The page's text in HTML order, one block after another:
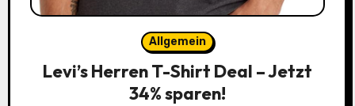
Allgemein
Levi’s Herren T-Shirt Deal – Jetzt
34% sparen!